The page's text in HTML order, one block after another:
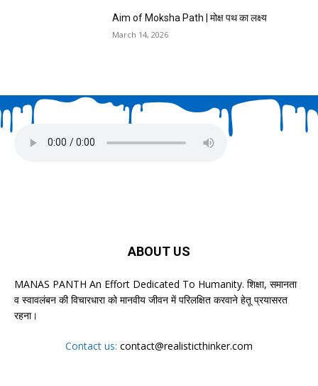
Aim of Moksha Path | मोक्ष पथ का लक्ष्य
March 14, 2026
ABOUT US
MANAS PANTH An Effort Dedicated To Humanity. शिक्षा, समानता
व स्वावलंबन की विचारधारा को मानवीय जीवन में परिलक्षित करवाने हेतू प्रयासरत
रहना।
Contact us: contact@realisticthinker.com